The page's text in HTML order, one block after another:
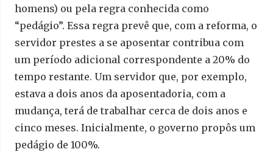
homens) ou pela regra conhecida como
“pedágio”. Essa regra prevê que, com a reforma, o
servidor prestes a se aposentar contribua com
um período adicional correspondente a 20% do
tempo restante. Um servidor que, por exemplo,
estava a dois anos da aposentadoria, com a
mudança, terá de trabalhar cerca de dois anos e
cinco meses. Inicialmente, o governo propôs um
pedágio de 100%.